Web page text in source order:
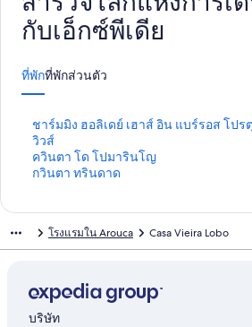
กับเอ็กซ์พีเดีย
ที่พักที่พักส่วนตัว
ชาร์มมิง ฮอลิเดย์ เฮาส์ อิน แบร์รอส โปร
วิวส์
ลิ
ง
ก์
ม
ฐ
า
สำ
ห
รั
ควินตา โด โปมารินโญ
ลิ
ง
ต
ร
า
น
สำ
กวินตา ทรินดาด
ลิ
า
ต
ฐ
า
น
โรงแรมใน Arouca Casa Vieira Lobo
บริษัท